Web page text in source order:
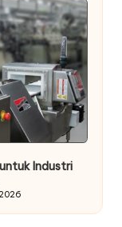
Industri